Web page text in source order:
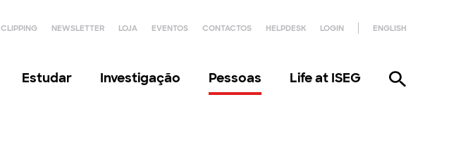
CLIPPING NEWSLETTER LOJA EVENTOS CONTACTOS HELPDESK LOGIN ENGLISH
Estudar Investigação Pessoas Life at ISEG